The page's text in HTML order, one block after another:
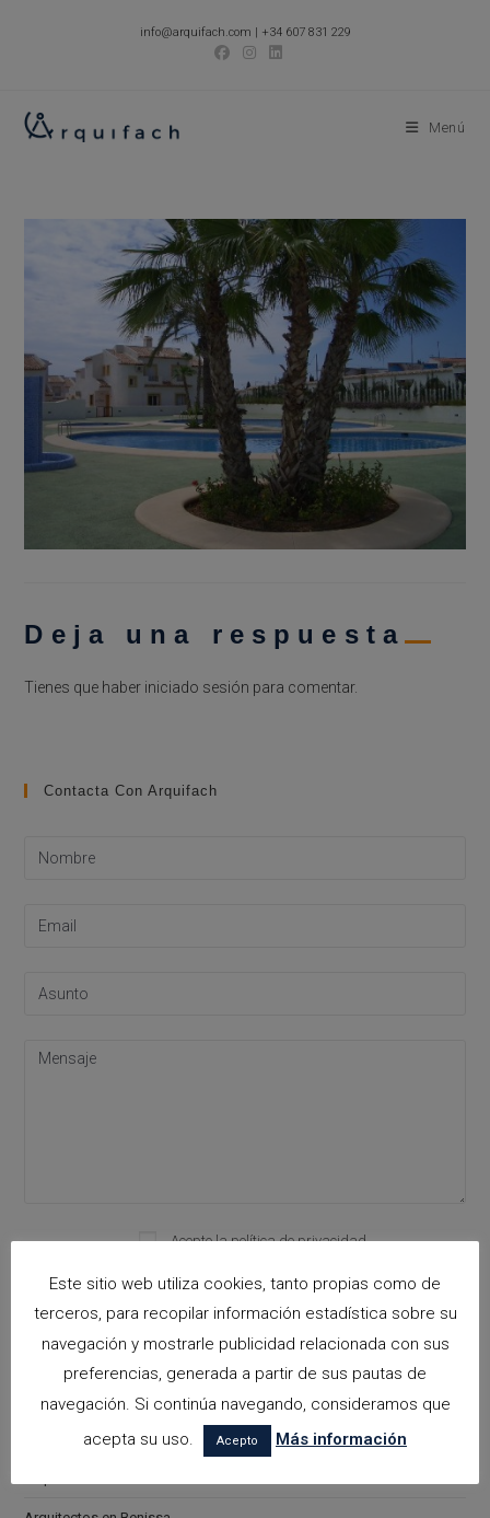
info@arquifach.com | +34 607 831 229
Menú
Deja una respuesta
Tienes que haber iniciado sesión para comentar.
Contacta Con Arquifach
Acepto lapolítica de privacidad
Categorías
arquitectora espacios biofilicos
Arquitectos en Alicante
Este sitio web utiliza cookies, tanto propias como de
terceros, para recopilar información estadística sobre su
navegación y mostrarle publicidad relacionada con sus
preferencias, generada a partir de sus pautas de
navegación. Si continúa navegando, consideramos que
acepta su uso.
Acepto Más información